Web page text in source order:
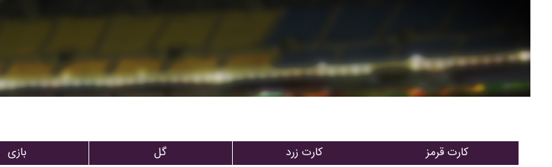
بازی
گل
کارت زرد
کارت قرمز